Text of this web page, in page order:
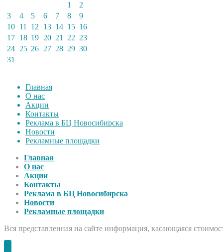
1
2
3
4 5 6 7 8
9
10 11 12 13 14 15 16
17 18 19 20 21 22 23
24 25 26 27 28 29 30
31
Главная
О нас
Акции
Контакты
Реклама в БЦ Новосибирска
Новости
Рекламные площадки
Главная
О нас
Акции
Контакты
Реклама в БЦ Новосибирска
Новости
Рекламные площадки
Вся представленная на сайте информация, касающаяся